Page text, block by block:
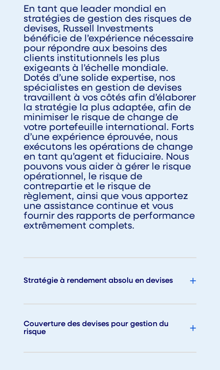
En tant que leader mondial en
stratégies de gestion des risques de
devises, Russell Investments
bénéficie de l’expérience nécessaire
pour répondre aux besoins des
clients institutionnels les plus
exigeants à l’échelle mondiale.
Dotés d’une solide expertise, nos
spécialistes en gestion de devises
travaillent à vos côtés afin d’élaborer
la stratégie la plus adaptée, afin de
minimiser le risque de change de
votre portefeuille international. Forts
d’une expérience éprouvée, nous
exécutons les opérations de change
en tant qu’agent et fiduciaire. Nous
pouvons vous aider à gérer le risque
opérationnel, le risque de
contrepartie et le risque de
règlement, ainsi que vous apportez
une assistance continue et vous
fournir des rapports de performance
extrêmement complets.
Stratégie à rendement absolu en devises
Couverture des devises pour gestion du
risque